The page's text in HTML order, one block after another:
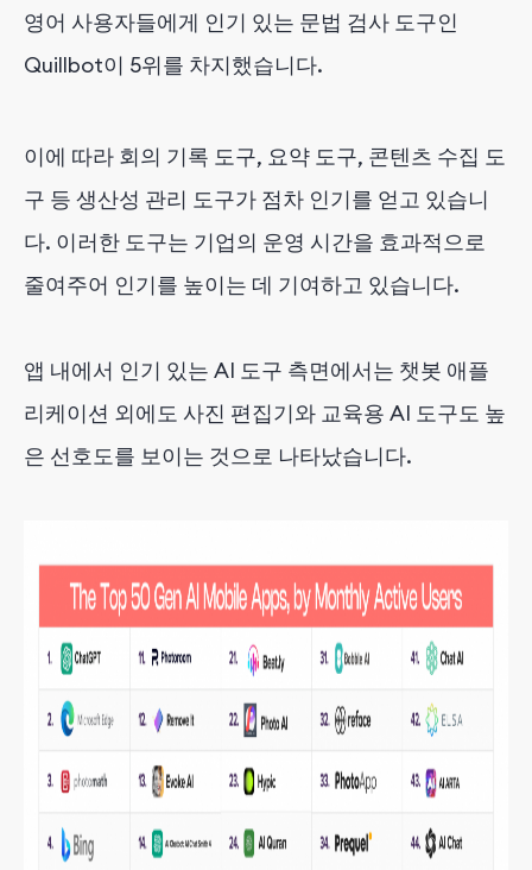
영어 사용자들에게 인기 있는 문법 검사 도구인
Quillbot이 5위를 차지했습니다.
이에 따라 회의 기록 도구, 요약 도구, 콘텐츠 수집 도
구 등 생산성 관리 도구가 점차 인기를 얻고 있습니
다. 이러한 도구는 기업의 운영 시간을 효과적으로
줄여주어 인기를 높이는 데 기여하고 있습니다.
앱 내에서 인기 있는 AI 도구 측면에서는 챗봇 애플
리케이션 외에도 사진 편집기와 교육용 AI 도구도 높
은 선호도를 보이는 것으로 나타났습니다.